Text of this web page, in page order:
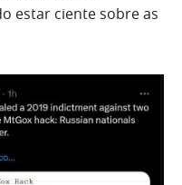
estar ciente sobre as